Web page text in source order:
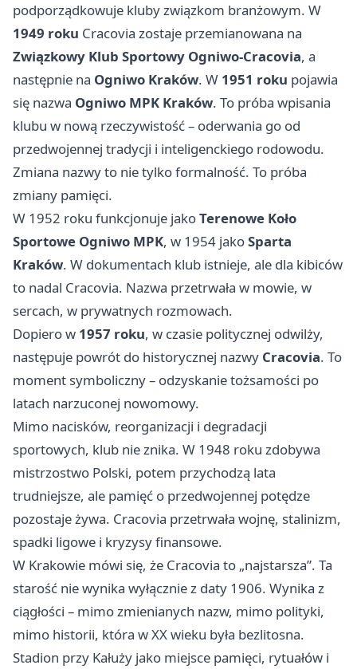
podporządkowuje kluby związkom branżowym. W
1949 roku Cracovia zostaje przemianowana na
Związkowy Klub Sportowy Ogniwo-Cracovia, a
następnie na Ogniwo Kraków. W 1951 roku pojawia
się nazwa Ogniwo MPK Kraków. To próba wpisania
klubu w nową rzeczywistość – oderwania go od
przedwojennej tradycji i inteligenckiego rodowodu.
Zmiana nazwy to nie tylko formalność. To próba
zmiany pamięci.
W 1952 roku funkcjonuje jakoTerenowe Koło
Sportowe Ogniwo MPK, w 1954 jakoSparta
Kraków. W dokumentach klub istnieje, ale dla kibiców
to nadal Cracovia. Nazwa przetrwała w mowie, w
sercach, w prywatnych rozmowach.
Dopiero w 1957 roku, w czasie politycznej odwilży,
następuje powrót do historycznej nazwy Cracovia. To
moment symboliczny – odzyskanie tożsamości po
latach narzuconej nowomowy.
Mimo nacisków, reorganizacji i degradacji
sportowych, klub nie znika. W 1948 roku zdobywa
mistrzostwo Polski, potem przychodzą lata
trudniejsze, ale pamięć o przedwojennej potędze
pozostaje żywa. Cracovia przetrwała wojnę, stalinizm,
spadki ligowe i kryzysy finansowe.
W Krakowie mówi się, że Cracovia to „najstarsza”. Ta
starość nie wynika wyłącznie z daty 1906. Wynika z
ciągłości – mimo zmienianych nazw, mimo polityki,
mimo historii, która w XX wieku była bezlitosna.
Stadion przy Kałuży jako miejsce pamięci, rytuałów i